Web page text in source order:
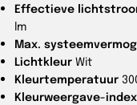
Effectieve
lm
Max.
Lichtkleur Wit
Kleurtemperatuur
Kleurweergave-index